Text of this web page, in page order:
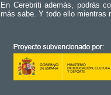
En Cerebriti además, podrás
más sabe. Y todo ello mientras